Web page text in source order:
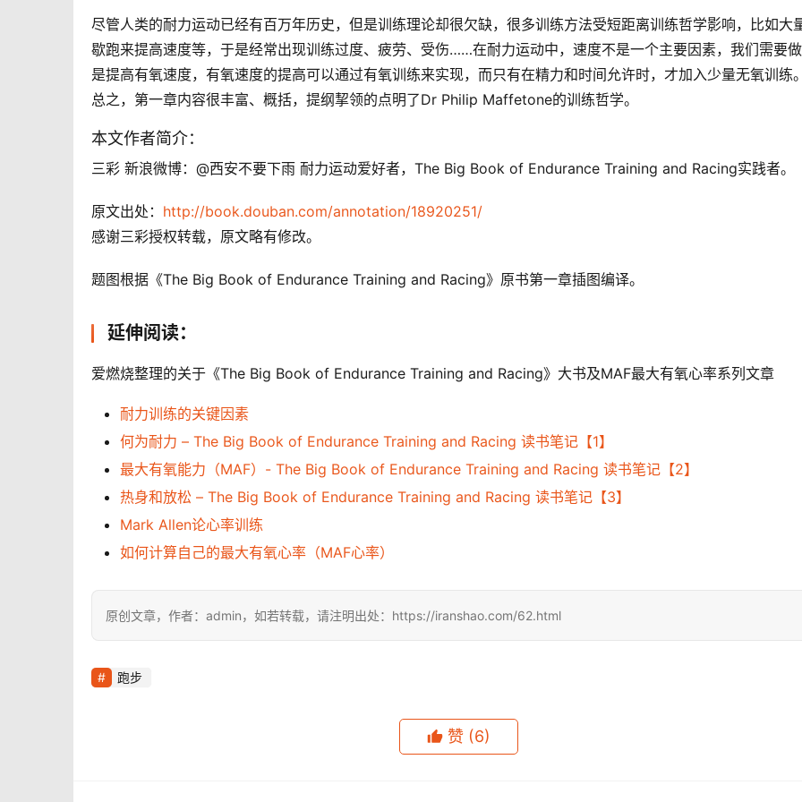
尽管人类的耐力运动已经有百万年历史，但是训练理论却很欠缺，很多训练方法受短距离训练哲学影响，比如大
歇跑来提高速度等，于是经常出现训练过度、疲劳、受伤……在耐力运动中，速度不是一个主要因素，我们需要
是提高有氧速度，有氧速度的提高可以通过有氧训练来实现，而只有在精力和时间允许时，才加入少量无氧训练。
总之，第一章内容很丰富、概括，提纲挈领的点明了Dr Philip Maffetone的训练哲学。
本文作者简介：
三彩 新浪微博：@西安不要下雨 耐力运动爱好者，The Big Book of Endurance Training and Racing实践者。
原文出处： http://book.douban.com/annotation/18920251/
感谢三彩授权转载，原文略有修改。
题图根据《The Big Book of Endurance Training and Racing》原书第一章插图编译。
延伸阅读：
爱燃烧整理的关于《The Big Book of Endurance Training and Racing》大书及MAF最大有氧心率系列文章
耐力训练的关键因素
何为耐力 – The Big Book of Endurance Training and Racing 读书笔记【1】
最大有氧能力（MAF）- The Big Book of Endurance Training and Racing 读书笔记【2】
热身和放松 – The Big Book of Endurance Training and Racing 读书笔记【3】
Mark Allen论心率训练
如何计算自己的最大有氧心率（MAF心率）
原创文章，作者：admin，如若转载，请注明出处：https://iranshao.com/62.html
跑步
赞 (6)